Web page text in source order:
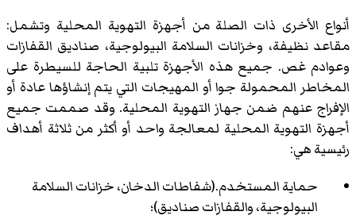
أنواع الأخرى ذات الصلة من أجهزة التهوية المحلية وتشمل:
مقاعد نظيفة، وخزانات السلامة البيولوجية، صناديق القفازات
وعوادم غص. جميع هذه الأجهزة تلبية الحاجة للسيطرة على
المخاطر المحمولة جوا أو المهيجات التي يتم إنشاؤها عادة أو
الإفراج عنهم ضمن جهاز التهوية المحلية. وقد صممت جميع
أجهزة التهوية المحلية لمعالجة واحد أو أكثر من ثلاثة أهداف
رئيسية هي:
حماية المستخدم.(شفاطات الدخان، خزانات السلامة
البيولوجية، والقفازات صناديق)؛